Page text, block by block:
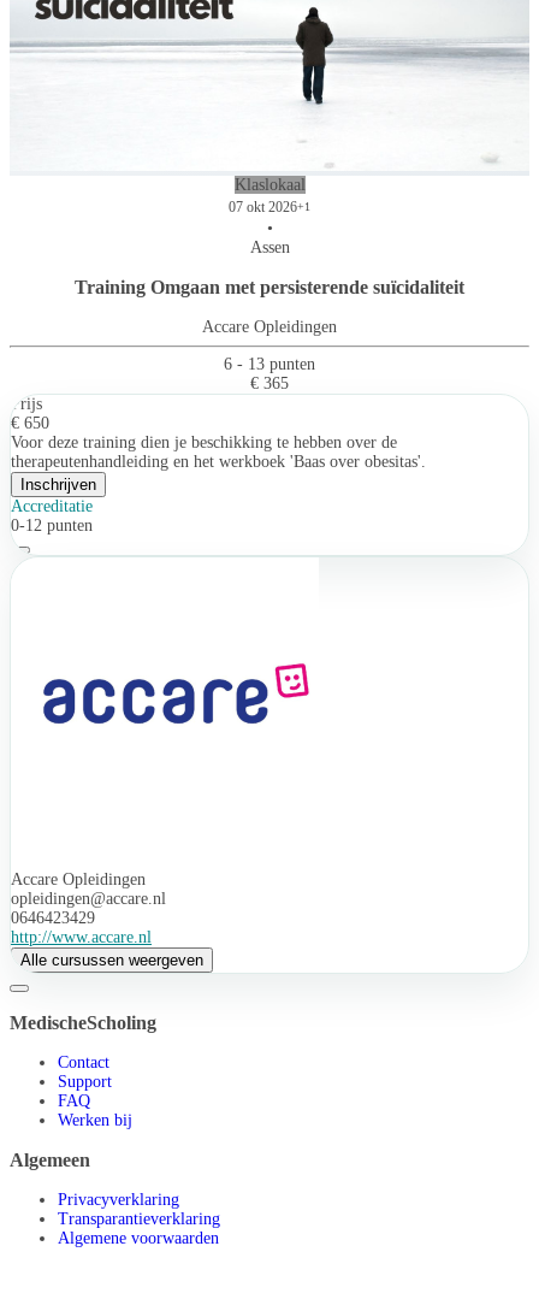
Klaslokaal
07 okt 2026+1
•
Assen
Training Omgaan met persisterende suïcidaliteit
Accare Opleidingen
6 - 13 punten
€ 365
Prijs
€ 650
Voor deze training dien je beschikking te hebben over de
therapeutenhandleiding en het werkboek 'Baas over obesitas'.
Inschrijven
Accreditatie
0-12 punten
Accare Opleidingen
opleidingen@accare.nl
0646423429
http://www.accare.nl
Alle cursussen weergeven
MedischeScholing
Contact
Support
FAQ
Werken bij
Algemeen
Privacyverklaring
Transparantieverklaring
Algemene voorwaarden